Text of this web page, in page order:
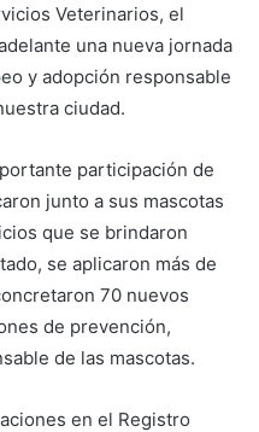
Veterinarios, el
una nueva jornada
y adopción responsable
ciudad.
participación de
junto a sus mascotas
que se brindaron
se aplicaron más de
70 nuevos
de prevención,
de las mascotas.
en el Registro